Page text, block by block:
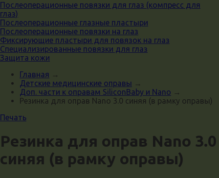
Послеоперационные повязки для глаз (компресс для
глаз)
Послеоперационные глазные пластыри
Послеоперационные повязки на глаз
Фиксирующие пластыри для повязок на глаз
Специализированные повязки для глаз
Защита кожи
Главная →
Детские медицинские оправы →
Доп. части к оправам SiliconBaby и Nano →
Резинка для оправ Nano 3.0 синяя (в рамку оправы)
Печать
Резинка для оправ Nano 3.0
синяя (в рамку оправы)